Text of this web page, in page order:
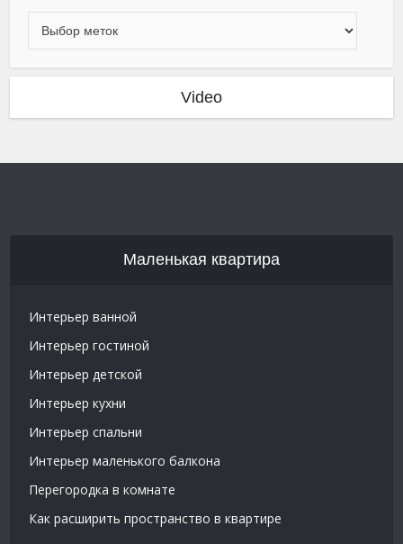
Video
Маленькая квартира
Интерьер ванной
Интерьер гостиной
Интерьер детской
Интерьер кухни
Интерьер спальни
Интерьер маленького балкона
Перегородка в комнате
Как расширить пространство в квартире